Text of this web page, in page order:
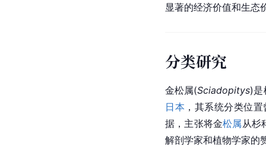
显著的经济价值和生态
分类研究
金松属(Sciadopitys)是
日本 ，其系统分类位
据，主张将金松属 从杉
解剖学家和植物学家的